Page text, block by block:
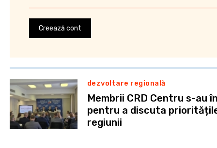
Creează cont
dezvoltare regională
Membrii CRD Centru s-au
pentru a discuta
regiunii